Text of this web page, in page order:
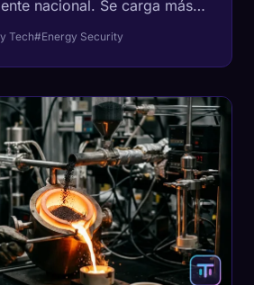
nacional. Se carga más
Tech#Energy Security